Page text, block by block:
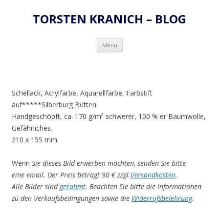
TORSTEN KRANICH – BLOG
Menü Zum
springen
Schellack, Acrylfarbe, Aquarellfarbe, Farbstift
auf*****Silberburg Bütten
Handgeschöpft, ca. 170 g/m² schwerer, 100 % er Baumwolle,
Gefährliches.
210 x 155 mm
Wenn Sie dieses Bild erwerben möchten, senden Sie bitte
eine email. Der Preis beträgt 90 € zzgl.Versandkosten.
Alle Bilder sind gerahmt. Beachten Sie bitte die Informationen
zu den Verkaufsbedingungen sowie die Widerrufsbelehrung.